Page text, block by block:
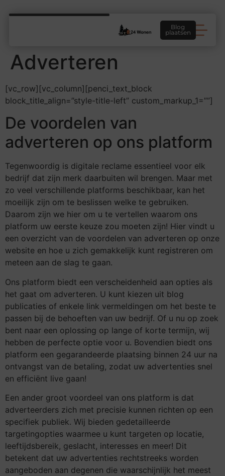
Blog
plaatsen
Adverteren
[vc_row][vc_column][penci_text_block
block_title_align=”style-title-left” custom_markup_1=””]
De voordelen van
adverteren op ons platform
Tegenwoordig is digitale reclame essentieel voor elk
bedrijf dat zijn merk daarbuiten wil brengen. Maar met
zo veel verschillende platforms beschikbaar, kan het
moeilijk zijn om te beslissen welke te gebruiken.
Daarom zijn we hier om u te vertellen waarom ons
platform uw eerste keuze zou moeten zijn! Hier vindt u
een overzicht van de voordelen van adverteren op onze
website en hoe u zich gemakkelijk kunt registreren om
meteen aan de slag te gaan.
Ons platform biedt een verscheidenheid aan opties als
het gaat om adverteren. U kunt kiezen uit blog
publicaties of enkele link vermeldingen om het beste te
passen bij de behoeften van uw bedrijf. Of u nu op zoek
bent naar een oplossing op lange of korte termijn, wij
hebben de perfecte optie voor u. Bovendien biedt ons
platform een gegarandeerde plaatsing binnen 24 uur na
ontvangst van de betaling, zodat uw advertenties snel
en efficiënt live gaan!
Een ander groot voordeel van ons platform is dat
adverteerders zich met precisie kunnen richten op een
specifiek publiek. Wij bieden gedetailleerde
targetingopties waarmee u kunt targeten op locatie,
leeftijdsbereik, geslacht, interesses en meer! Dit
betekent dat uw advertenties rechtstreeks worden
aangeboden aan degenen die waarschijnlijk het meest